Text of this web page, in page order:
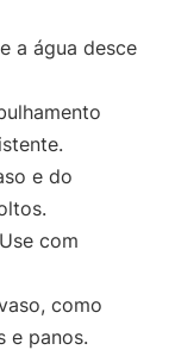
a água desce
e do
com
como
e panos.